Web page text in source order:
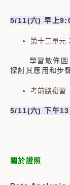
5/11(六)早上
第十二單元
學習散佈圖、
探討其應用和步
考前總複習
5/11(六)下午
關於證照